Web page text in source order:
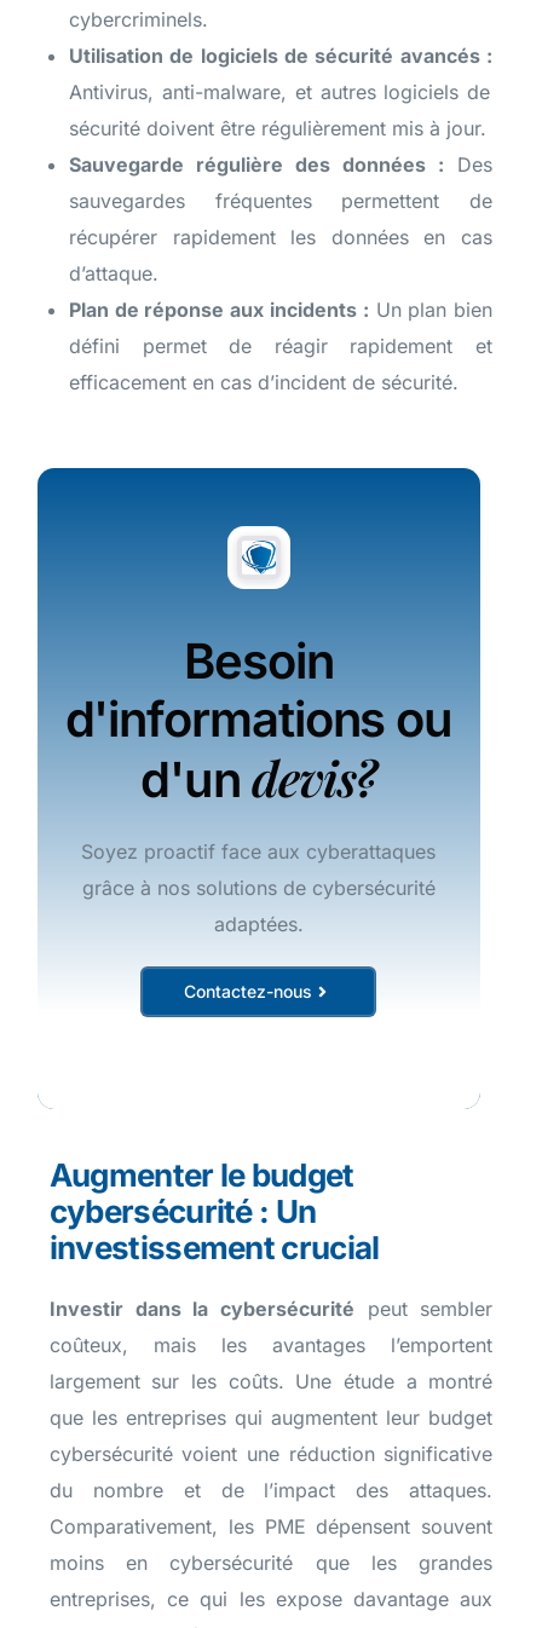
cybercriminels.
Utilisation de logiciels de sécurité avancés :
Antivirus, anti-malware, et autres logiciels de
sécurité doivent être régulièrement mis à jour.
Sauvegarde régulière des données : Des
sauvegardes fréquentes permettent de
récupérer rapidement les données en cas
d’attaque.
Plan de réponse aux incidents : Un plan bien
défini permet de réagir rapidement et
efficacement en cas d’incident de sécurité.
Besoin
d'informations ou
d'un devis?
Soyez proactif face aux cyberattaques
grâce à nos solutions de cybersécurité
adaptées.
Contactez-nous
Augmenter le budget
cybersécurité : Un
investissement crucial
Investir dans la cybersécurité peut sembler
coûteux, mais les avantages l’emportent
largement sur les coûts. Une étude a montré
que les entreprises qui augmentent leur budget
cybersécurité voient une réduction significative
du nombre et de l’impact des attaques.
Comparativement, les PME dépensent souvent
moins en cybersécurité que les grandes
entreprises, ce qui les expose davantage aux